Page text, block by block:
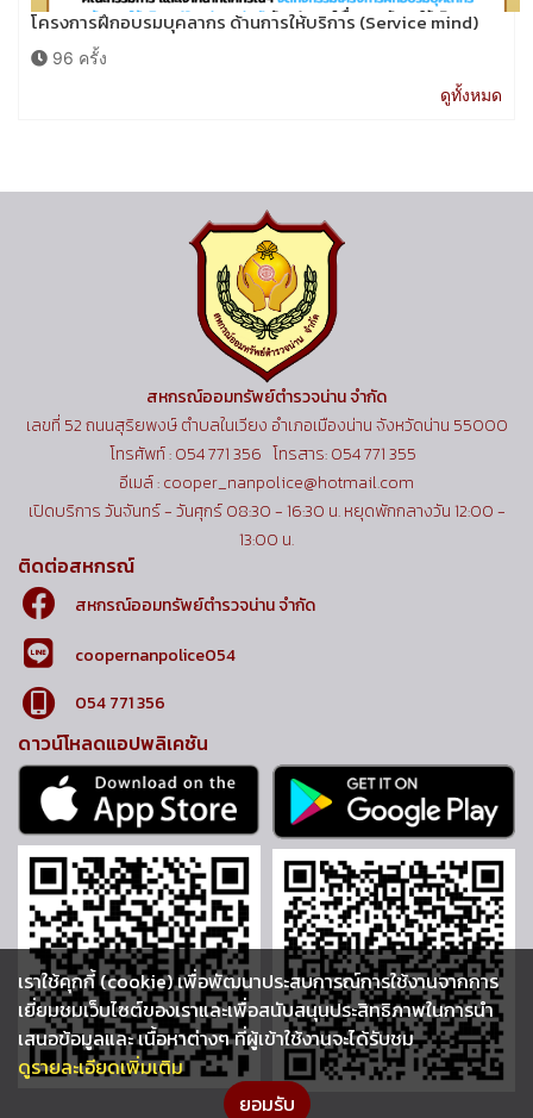
โครงการฝึกอบรมบุคลากร ด้านการให้บริการ (Service mind)
96 ครั้ง
ดูทั้งหมด
สหกรณ์ออมทรัพย์ตำรวจน่าน จำกัด
เลขที่ 52 ถนนสุริยพงษ์ ตำบลในเวียง อำเภอเมืองน่าน จังหวัดน่าน 55000
โทรศัพท์ : 054 771 356 โทรสาร: 054 771 355
อีเมล์ : cooper_nanpolice@hotmail.com
เปิดบริการ วันจันทร์ - วันศุกร์ 08:30 - 16:30 น. หยุดพักกลางวัน 12:00 -
13:00 น.
ติดต่อสหกรณ์
สหกรณ์ออมทรัพย์ตำรวจน่าน จำกัด
coopernanpolice054
054 771 356
ดาวน์โหลดแอปพลิเคชัน
เราใช้คุกกี้ (cookie) เพื่อพัฒนาประสบการณ์การใช้งานจากการ
เยี่ยมชมเว็บไซต์ของเราและเพื่อสนับสนุนประสิทธิภาพในการนำ
เสนอข้อมูลและ เนื้อหาต่างๆ ที่ผู้เข้าใช้งานจะได้รับชม
ดูรายละเอียดเพิ่มเติม
ยอมรับ